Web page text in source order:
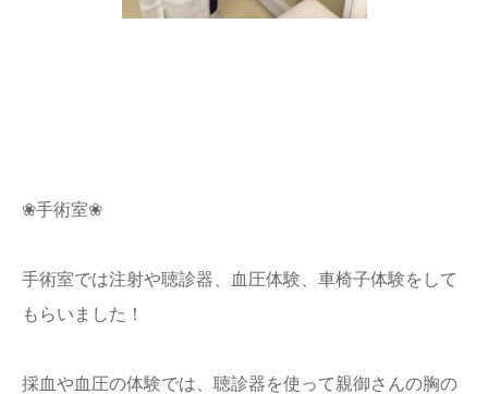
❀手術室❀
手術室では注射や聴診器、血圧体験、車椅子体験をして
もらいました！
採血や血圧の体験では、聴診器を使って親御さんの胸の